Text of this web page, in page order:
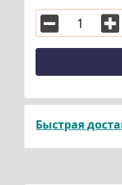
Быстрая